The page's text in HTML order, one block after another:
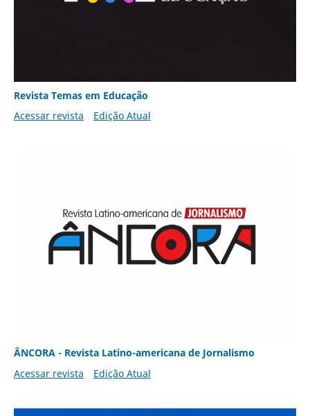
Revista Temas em Educação
Acessar revista
Edição Atual
ÂNCORA - Revista Latino-americana de Jornalismo
Acessar revista
Edição Atual